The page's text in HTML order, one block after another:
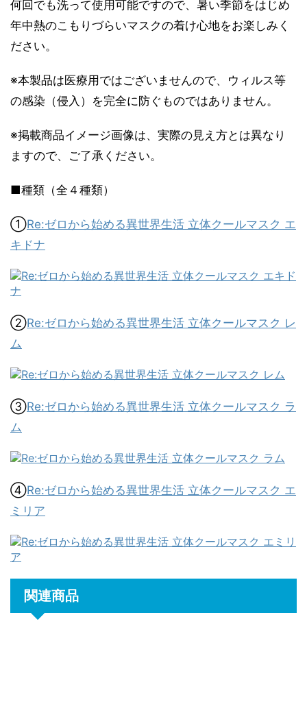
何回でも洗って使用可能ですので、暑い季節をはじめ
年中熱のこもりづらいマスクの着け心地をお楽しみく
ださい。
※本製品は医療用ではございませんので、ウィルス等
の感染（侵入）を完全に防ぐものではありません。
※掲載商品イメージ画像は、実際の見え方とは異なり
ますので、ご了承ください。
■種類（全４種類）
①Re:ゼロから始める異世界生活 立体クールマスク エ
キドナ
②Re:ゼロから始める異世界生活 立体クールマスク レ
ム
③Re:ゼロから始める異世界生活 立体クールマスク ラ
ム
④Re:ゼロから始める異世界生活 立体クールマスク エ
ミリア
関連商品